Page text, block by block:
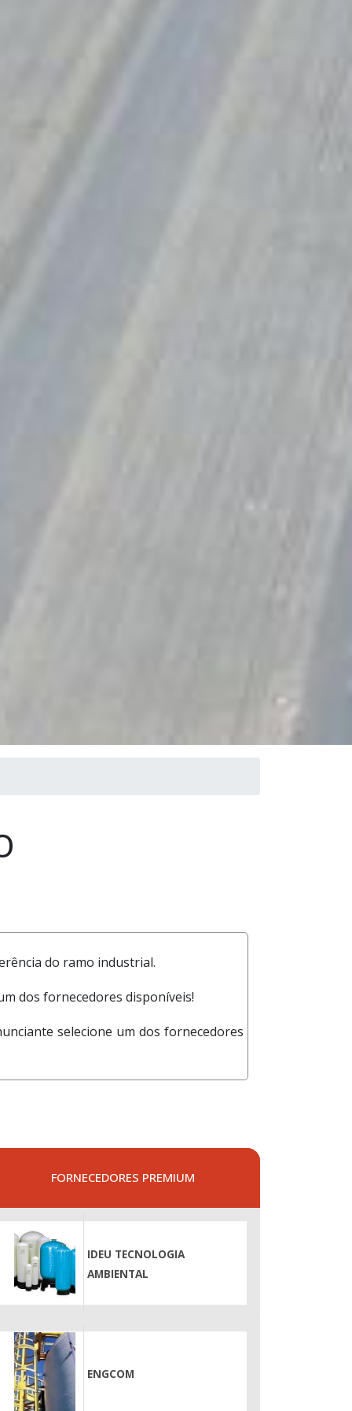
do ramo industrial.
dos fornecedores disponíveis!
selecione um dos fornecedores
FORNECEDORES PREMIUM
IDEU TECNOLOGIA
AMBIENTAL
ENGCOM